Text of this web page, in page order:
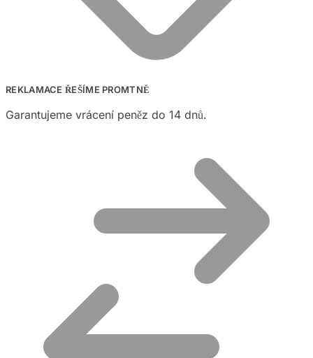
REKLAMACE ŘEŠÍME PROMTNĚ
Garantujeme vrácení peněz do 14 dnů.